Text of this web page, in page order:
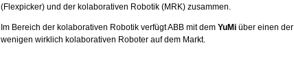
(Flexpicker) und der kolaborativen Robotik (MRK) zusammen.
Im Bereich der kolaborativen Robotik verfügt ABB mit dem YuMi über einen der
wenigen wirklich kolaborativen Roboter auf dem Markt.